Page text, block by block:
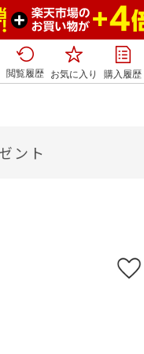
閲覧履歴 お気に入り 購入履歴